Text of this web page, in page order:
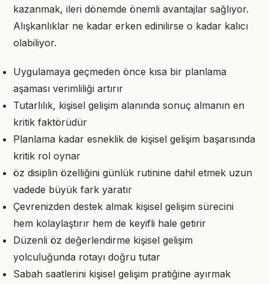
kazanmak, ileri dönemde önemli avantajlar sağlıyor.
Alışkanlıklar ne kadar erken edinilirse o kadar kalıcı
olabiliyor.
Uygulamaya geçmeden önce kısa bir planlama
aşaması verimliliği artırır
Tutarlılık, kişisel gelişim alanında sonuç almanın en
kritik faktörüdür
Planlama kadar esneklik de kişisel gelişim başarısında
kritik rol oynar
öz disiplin özelliğini günlük rutinine dahil etmek uzun
vadede büyük fark yaratır
Çevrenizden destek almak kişisel gelişim sürecini
hem kolaylaştırır hem de keyifli hale getirir
Düzenli öz değerlendirme kişisel gelişim
yolculuğunda rotayı doğru tutar
Sabah saatlerini kişisel gelişim pratiğine ayırmak